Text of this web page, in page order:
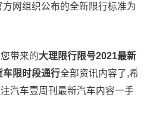
网组织公布的全新限行标准为
带来的大理限行限号2021最新
车限时段通行全部资讯内容了,希
汽车壹周刊最新汽车内容一手